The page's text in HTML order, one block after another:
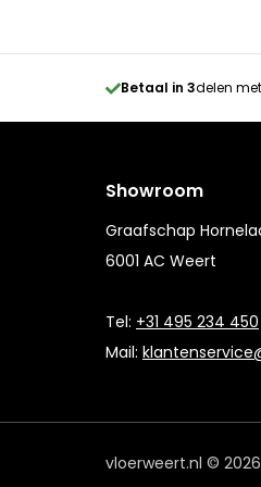
Betaal in 3delen met
Showroom
Graafschap
6001 AC Weert
Tel: +31 495 234 450
Mail:
vloerweert.nl © 2026